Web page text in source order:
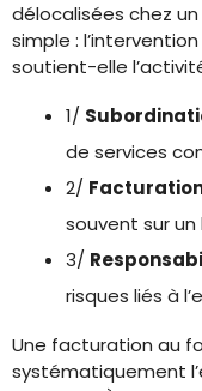
délocalisées chez
simple :
soutient-elle
1/
de services
2/
souvent sur
3/
risques liés à
Une facturation au
systématiquement